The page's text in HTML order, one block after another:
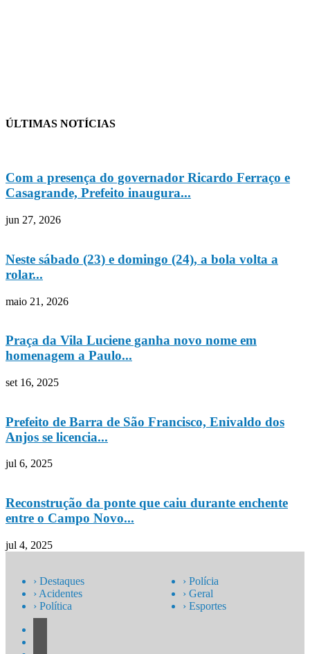
ÚLTIMAS NOTÍCIAS
Com a presença do governador Ricardo Ferraço e
Casagrande, Prefeito inaugura...
jun 27, 2026
Neste sábado (23) e domingo (24), a bola volta a
rolar...
maio 21, 2026
Praça da Vila Luciene ganha novo nome em
homenagem a Paulo...
set 16, 2025
Prefeito de Barra de São Francisco, Enivaldo dos
Anjos se licencia...
jul 6, 2025
Reconstrução da ponte que caiu durante enchente
entre o Campo Novo...
jul 4, 2025
› Destaques
› Acidentes
› Política
› Polícia
› Geral
› Esportes